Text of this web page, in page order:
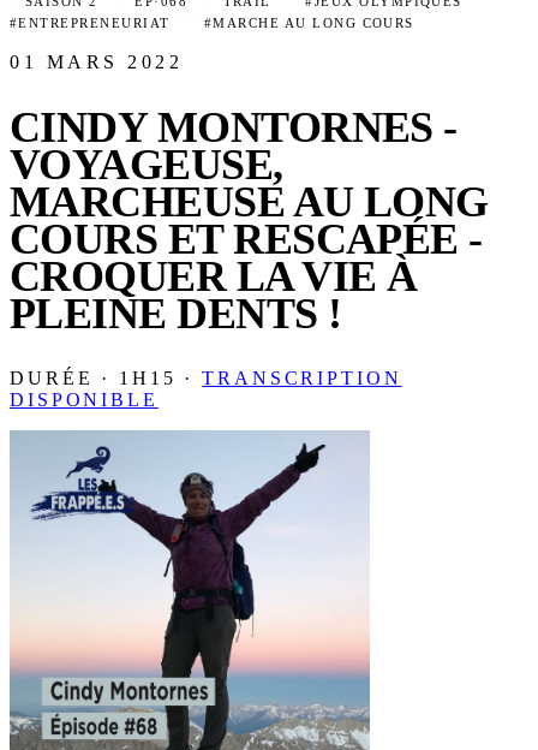
#ENTREPRENEURIAT
#MARCHE AU LONG COURS
01 MARS 2022
CINDY MONTORNES -
VOYAGEUSE,
MARCHEUSE AU LONG
COURS ET RESCAPÉE -
CROQUER LA VIE À
PLEINE DENTS !
DURÉE · 1H15 ·TRANSCRIPTION
DISPONIBLE